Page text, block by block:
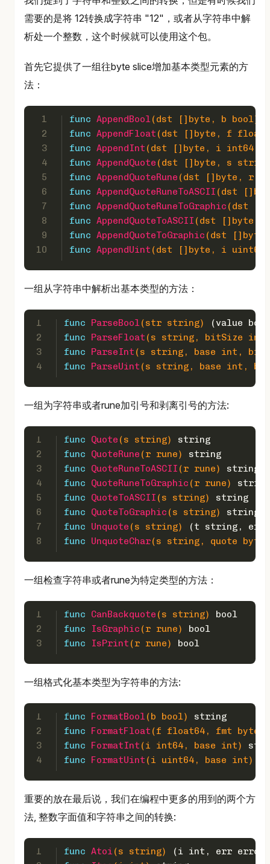
需要的是将 12转换成字符串 "12"，或者从字符串中解
析处一个整数，这个时候就可以使用这个包。
首先它提供了一组往byte slice增加基本类型元素的方
法：
1
2
3
4
5
6
7
8
9
10
func AppendBool(dst [] byte , b bool)
func AppendFloat (dst [] byte , f
func AppendInt (dst [] byte , i int64
func AppendQuote (dst [] byte , s string
func AppendQuoteRune (dst [] byte , r
func AppendQuoteRuneToASCII (dst []
func AppendQuoteRuneToGraphic (dst []
func AppendQuoteToASCII (dst [] byte
func AppendQuoteToGraphic (dst [] byte
func AppendUint (dst [] byte , i uint64
一组从字符串中解析出基本类型的方法：
1
2
3
4
func ParseBool(str string) (value bool
func
ParseFloat (s string , bitSize int
func
ParseInt (s string , base int ,
func
ParseUint (s string , base int ,
一组为字符串或者rune加引号和剥离引号的方法:
1
2
3
4
5
6
7
8
func Quote (s string)
string
func
QuoteRune (r rune)
string
func
QuoteRuneToASCII (r rune)
string
func
QuoteRuneToGraphic (r rune)
string
func
QuoteToASCII (s string)
string
func
QuoteToGraphic (s string)
string
func
Unquote (s string) (t string , err
func
UnquoteChar(s string , quote byte
一组检查字符串或者rune为特定类型的方法：
1
2
3
func CanBackquote (s string)
bool
func
IsGraphic (r rune)
bool
func
IsPrint (r rune) bool
一组格式化基本类型为字符串的方法:
1
2
3
4
func FormatBool(b bool)
string
func
FormatFloat (f float64 , fmt byte
func
FormatInt (i int64 , base int)
func
FormatUint (i uint64 , base int)
重要的放在最后说，我们在编程中更多的用到的两个方
法, 整数字面值和字符串之间的转换:
1
func Atoi(s string) (i int , err error